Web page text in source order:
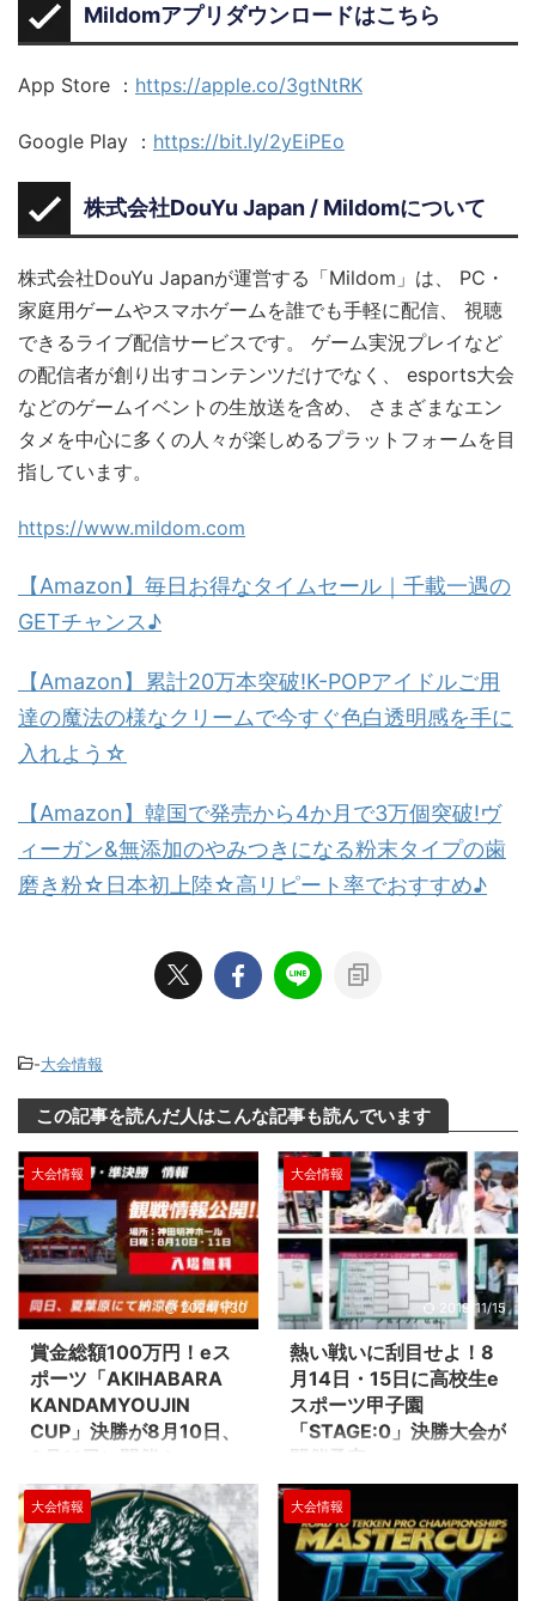
Mildomアプリダウンロードはこちら
App Store ： https://apple.co/3gtNtRK
Google Play ： https://bit.ly/2yEiPEo
株式会社DouYu Japan / Mildomについて
株式会社DouYu Japanが運営する「Mildom」は、 PC・
家庭用ゲームやスマホゲームを誰でも手軽に配信、 視聴
できるライブ配信サービスです。 ゲーム実況プレイなど
の配信者が創り出すコンテンツだけでなく、 esports大会
などのゲームイベントの生放送を含め、 さまざまなエン
タメを中心に多くの人々が楽しめるプラットフォームを目
指しています。
https://www.mildom.com
【Amazon】毎日お得なタイムセール｜千載一遇の
GETチャンス♪
【Amazon】累計20万本突破!K-POPアイドルご用
達の魔法の様なクリームで今すぐ色白透明感を手に
入れよう☆
【Amazon】韓国で発売から4か月で3万個突破!ヴ
ィーガン&無添加のやみつきになる粉末タイプの歯
磨き粉☆日本初上陸☆高リピート率でおすすめ♪
-大会情報
この記事を読んだ人はこんな記事も読んでいます
大会情報
2024/1/30
賞金総額100万円！eス
ポーツ「AKIHABARA
KANDAMYOUJIN
CUP」決勝が8月10日、
8月11日に開催！
2回目を迎える秋葉原最大の複合
イベント「夏葉原」でのeスポー
ツ大会「AKIHABARA
KANDAMYOUJIN CUP」にて
「レインボーシックス シージ」
大会情報
2019/11/15
熱い戦いに刮目せよ！8
月14日・15日に高校生e
スポーツ甲子園
「STAGE:0」決勝大会が
開催予定
高校生のeスポーツ大会高校対抗
の全国eスポーツ大会
『STAGE:0』第一回大会の決勝
が8月14日・15日に幕張アンフィ
シアターで開催されます。 大会
大会情報 大会情報